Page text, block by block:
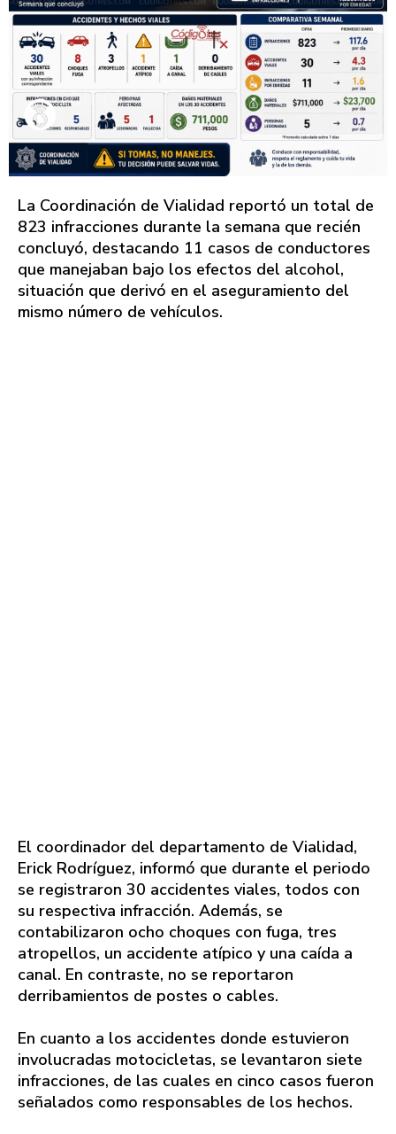
La Coordinación de Vialidad reportó un total de
823 infracciones durante la semana que recién
concluyó, destacando 11 casos de conductores
que manejaban bajo los efectos del alcohol,
situación que derivó en el aseguramiento del
mismo número de vehículos.
El coordinador del departamento de Vialidad,
Erick Rodríguez, informó que durante el periodo
se registraron 30 accidentes viales, todos con
su respectiva infracción. Además, se
contabilizaron ocho choques con fuga, tres
atropellos, un accidente atípico y una caída a
canal. En contraste, no se reportaron
derribamientos de postes o cables.
En cuanto a los accidentes donde estuvieron
involucradas motocicletas, se levantaron siete
infracciones, de las cuales en cinco casos fueron
señalados como responsables de los hechos.